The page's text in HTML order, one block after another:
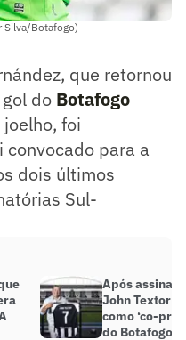
Silva/Botafogo)
que retornou
do Botafogo
foi
convocado para a
dois últimos
Sul-
Após
John Textor
como ‘co-
do Botafogo: